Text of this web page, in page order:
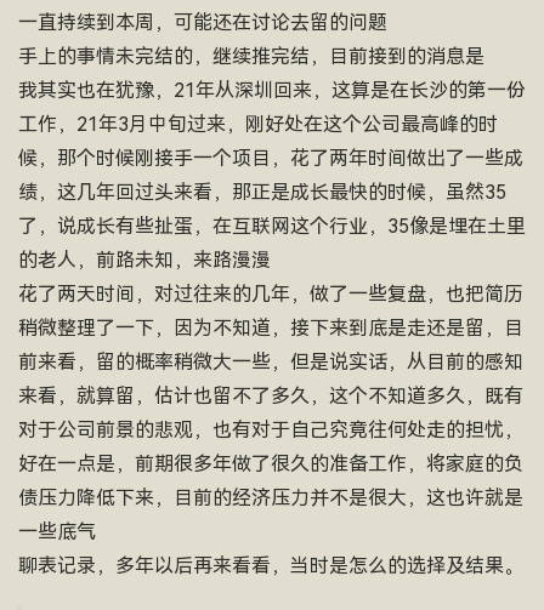
一直持续到本周，可能还在讨论去留的问题
手上的事情未完结的，继续推完结，目前接到的消息是
我其实也在犹豫，21年从深圳回来，这算是在长沙的第一份
工作，21年3月中旬过来，刚好处在这个公司最高峰的时
候，那个时候刚接手一个项目，花了两年时间做出了一些成
绩，这几年回过头来看，那正是成长最快的时候，虽然35
了，说成长有些扯蛋，在互联网这个行业，35像是埋在土里
的老人，前路未知，来路漫漫
花了两天时间，对过往来的几年，做了一些复盘，也把简历
稍微整理了一下，因为不知道，接下来到底是走还是留，目
前来看，留的概率稍微大一些，但是说实话，从目前的感知
来看，就算留，估计也留不了多久，这个不知道多久，既有
对于公司前景的悲观，也有对于自己究竟往何处走的担忧，
好在一点是，前期很多年做了很久的准备工作，将家庭的负
债压力降低下来，目前的经济压力并不是很大，这也许就是
一些底气
聊表记录，多年以后再来看看，当时是怎么的选择及结果。